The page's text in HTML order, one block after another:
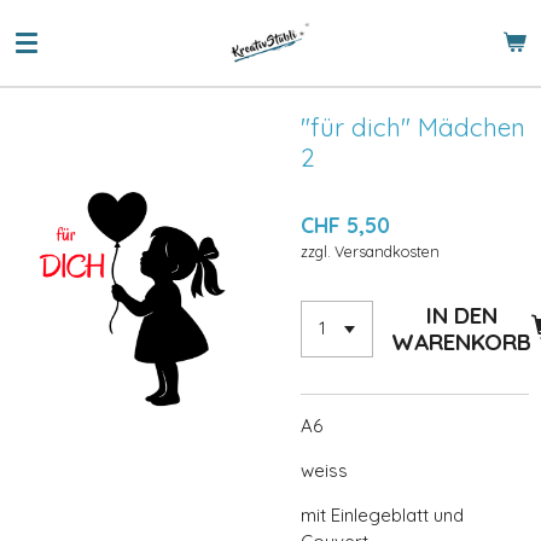
Hauptinhalt
"für dich" Mädchen
2
CHF 5,50
zzgl. Versandkosten
IN DEN
WARENKORB
A6
weiss
mit Einlegeblatt und